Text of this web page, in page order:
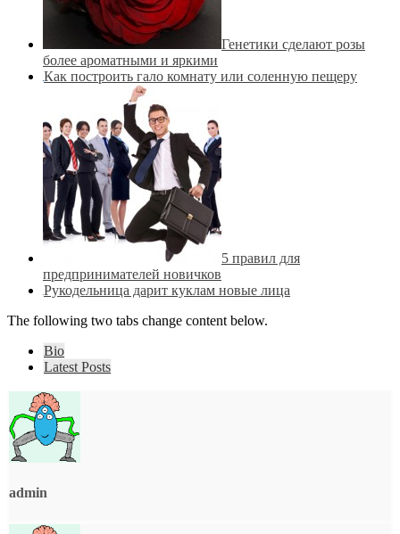
Генетики сделают розы
более ароматными и яркими
Как построить гало комнату или соленную пещеру
5 правил для
предпринимателей новичков
Рукодельница дарит куклам новые лица
The following two tabs change content below.
Bio
Latest Posts
admin